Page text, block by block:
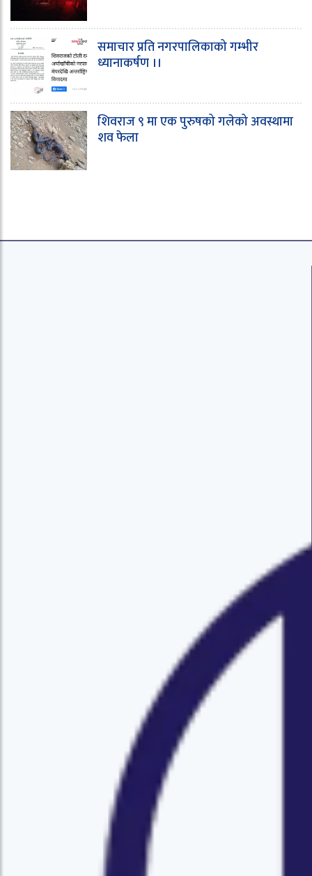
समाचार प्रति नगरपालिकाको गम्भीर
ध्यानाकर्षण ।।
शिवराज ९ मा एक पुरुषको गलेको अवस्थामा
शव फेला